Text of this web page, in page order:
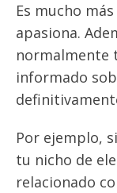
Es mucho
apasiona.
normalmente
informado
Por ejemplo,
tu nicho de
relacionado